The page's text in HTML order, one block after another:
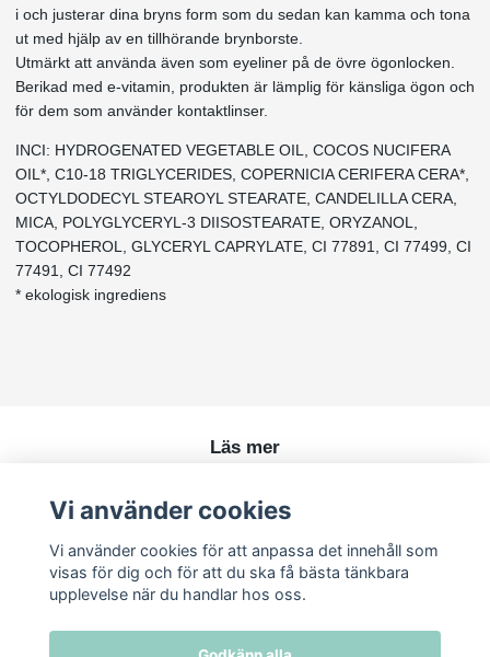
i och justerar dina bryns form som du sedan kan kamma och tona
ut med hjälp av en tillhörande brynborste.
Utmärkt att använda även som eyeliner på de övre ögonlocken.
Berikad med e-vitamin, produkten är lämplig för känsliga ögon och
för dem som använder kontaktlinser.
INCI: HYDROGENATED VEGETABLE OIL, COCOS NUCIFERA
OIL*, C10-18 TRIGLYCERIDES, COPERNICIA CERIFERA CERA*,
OCTYLDODECYL STEAROYL STEARATE, CANDELILLA CERA,
MICA, POLYGLYCERYL-3 DIISOSTEARATE, ORYZANOL,
TOCOPHEROL, GLYCERYL CAPRYLATE, CI 77891, CI 77499, CI
77491, CI 77492
* ekologisk ingrediens
Läs mer
Kontakt
Vi använder cookies
Vi använder cookies för att anpassa det innehåll som
visas för dig och för att du ska få bästa tänkbara
upplevelse när du handlar hos oss.